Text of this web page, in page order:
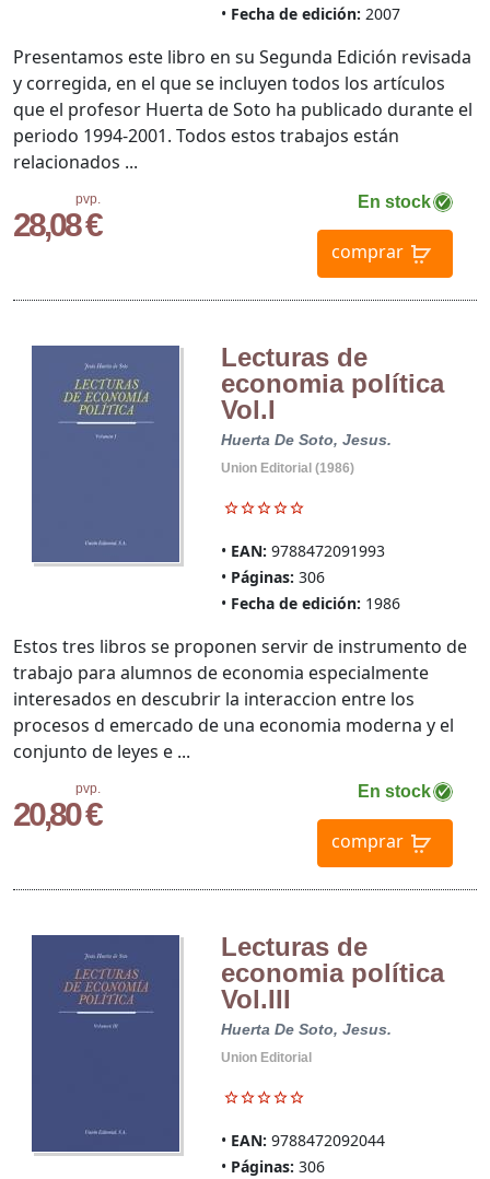
Fecha de edición: 2007
pvp.
28,08 €
En stock
comprar
Presentamos este libro en su Segunda Edición revisada
y corregida, en el que se incluyen todos los artículos
que el profesor Huerta de Soto ha publicado durante el
periodo 1994-2001. Todos estos trabajos están
relacionados ...
Lecturas de
economia política
Vol.I
Huerta De Soto, Jesus.
Union Editorial (1986)
EAN: 9788472091993
Páginas: 306
Fecha de edición: 1986
pvp.
20,80 €
En stock
comprar
Estos tres libros se proponen servir de instrumento de
trabajo para alumnos de economia especialmente
interesados en descubrir la interaccion entre los
procesos d emercado de una economia moderna y el
conjunto de leyes e ...
Lecturas de
economia política
Vol.III
Huerta De Soto, Jesus.
Union Editorial
EAN: 9788472092044
Páginas: 306